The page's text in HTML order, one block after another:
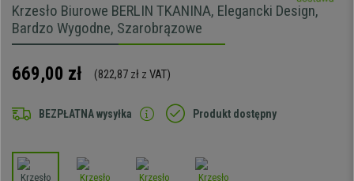
Krzesło Biurowe BERLIN TKANINA, Elegancki Design,
Bardzo Wygodne, Szarobrązowe
669,00 zł (822,87 zł z VAT)
BEZPŁATNA wysyłka Produkt dostępny